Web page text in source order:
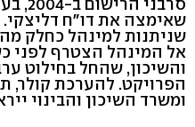
שאימצה את דו"ח דליצקי.
שניתנות למינהל כחלק
אל המינהל הצטרף לפני
והשיכון, שהחל בחילוט
הפרויקט. להערכת קולר,
ומשרד השיכון והבינוי ייראו